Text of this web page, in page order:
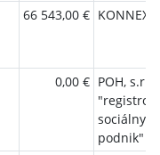
66 543,00 € KONNEX
0,00 € POH,
sociálny
podnik"